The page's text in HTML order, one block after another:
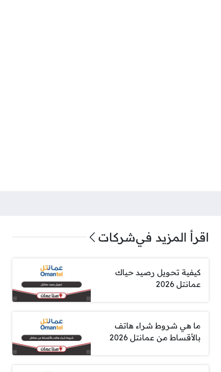
اقرأ المزيد فيشركات
كيفية تحويل رصيد حياك
عمانتل 2026
ما هي شروط شراء هاتف
بالأقساط من عمانتل 2026